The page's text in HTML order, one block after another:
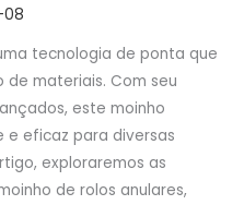
08
tecnologia de ponta que
materiais. Com seu
este moinho
eficaz para diversas
exploraremos as
de rolos anulares,